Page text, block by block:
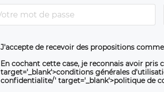
J'accepte de recevoir des propositions
En cochant cette case, je reconnais avoir pris
target='_blank'>conditions générales
confidentialite/' target='_blank'>politique de